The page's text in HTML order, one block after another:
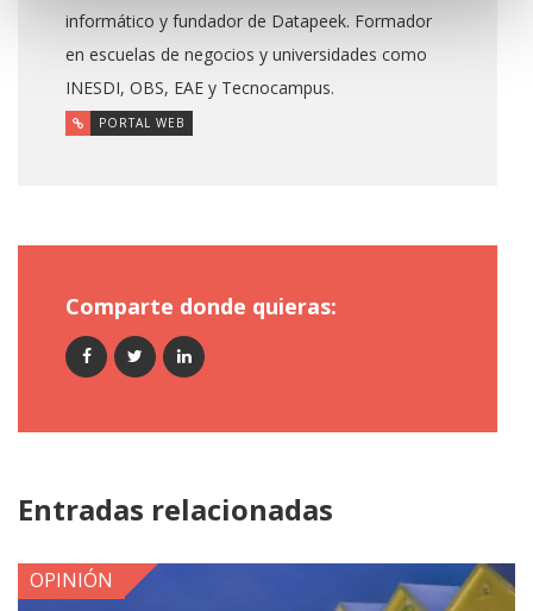
informático y fundador de Datapeek. Formador
en escuelas de negocios y universidades como
INESDI, OBS, EAE y Tecnocampus.
PORTAL WEB
Comparte donde quieras:
Entradas relacionadas
OPINIÓN